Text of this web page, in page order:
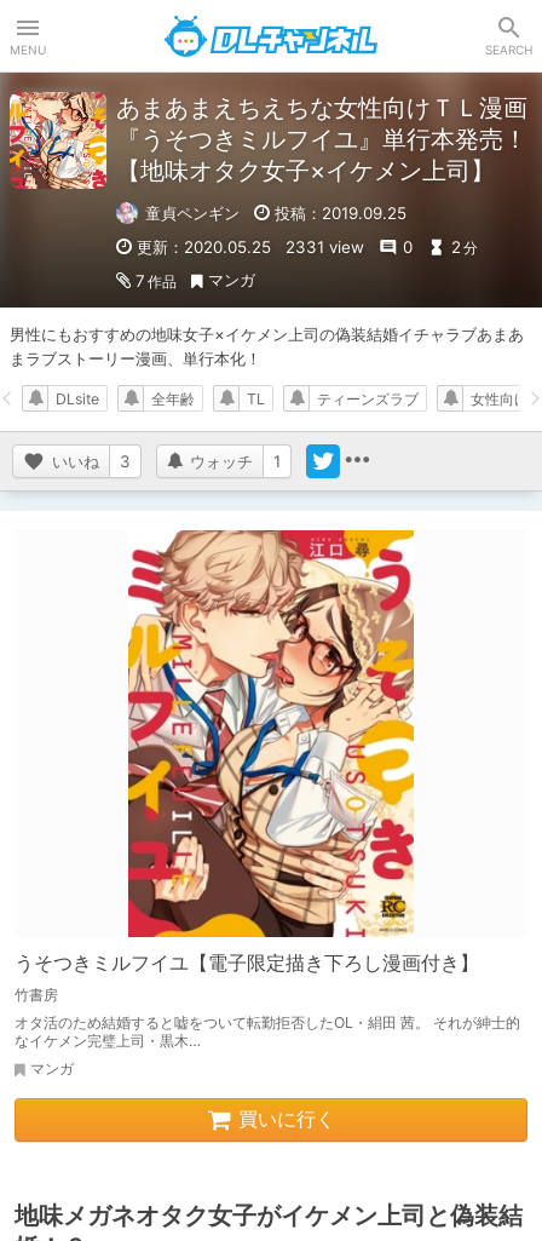
MENU SEARCH
あまあまえちえちな女性向けＴＬ漫画
『うそつきミルフイユ』単行本発売！
【地味オタク女子×イケメン上司】
童貞ペンギン
投稿：2019.09.25
更新：2020.05.25
2331 view 0 2 分
7 作品 マンガ
男性にもおすすめの地味女子×イケメン上司の偽装結婚イチャラブあまあ
まラブストーリー漫画、単行本化！
いいね 3 ウォッチ 1
DLsite 全年齢 TL ティーンズラブ 女性向け
うそつきミルフイユ【電子限定描き下ろし漫画付き】
竹書房
オタ活のため結婚すると嘘をついて転勤拒否したOL・絹田 茜。 それが紳士的
なイケメン完璧上司・黒木…
マンガ
買いに行く
地味メガネオタク女子がイケメン上司と偽装結